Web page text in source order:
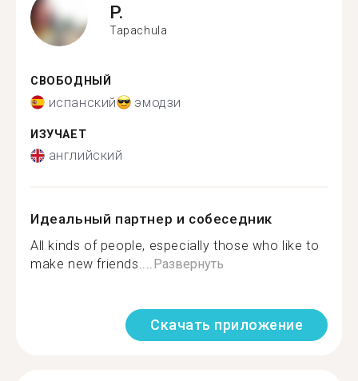
P.
Tapachula
СВОБОДНЫЙ
испанский эмодзи
ИЗУЧАЕТ
английский
Идеальный партнер и собеседник
All kinds of people, especially those who like to
make new friends....Развернуть
Скачать приложение